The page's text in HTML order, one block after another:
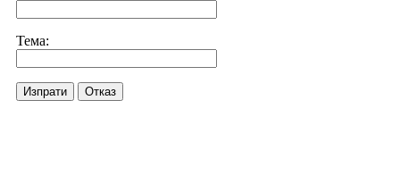
Тема:
Изпрати Отказ